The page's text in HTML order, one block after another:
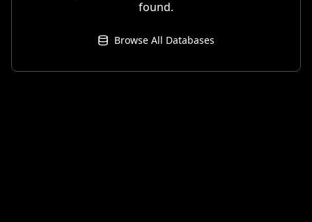
found.
Browse All Databases